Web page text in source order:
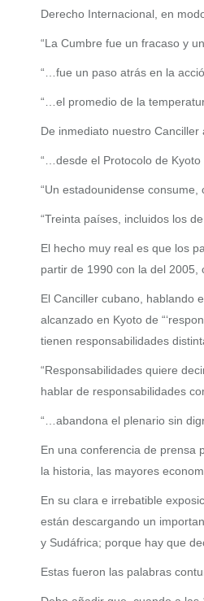
Derecho Internacional, en
“La Cumbre fue un fracaso y
“…fue un paso atrás en la
“…el promedio de la
De inmediato nuestro
“…desde el Protocolo de
“Un estadounidense
“Treinta países, incluidos los
El hecho muy real es que los
partir de 1990 con la del 2005,
El Canciller cubano, hablando
alcanzado en Kyoto de
tienen responsabilidades
“Responsabilidades quiere
hablar de responsabilidades
“…abandona el plenario sin
En una conferencia de prensa
la historia, las mayores
En su clara e irrebatible
están descargando un
y Sudáfrica; porque hay que
Estas fueron las palabras